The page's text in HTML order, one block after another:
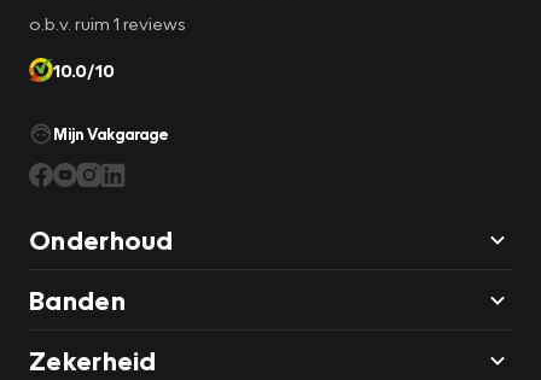
o.b.v. ruim 1 reviews
10.0/10
Mijn Vakgarage
Onderhoud
Banden
Zekerheid